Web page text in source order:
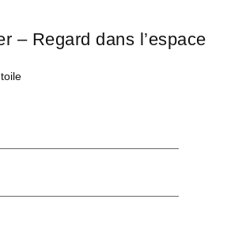
– Regard dans l’espace